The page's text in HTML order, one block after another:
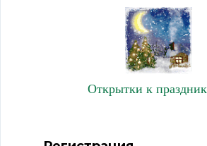
Открытки к